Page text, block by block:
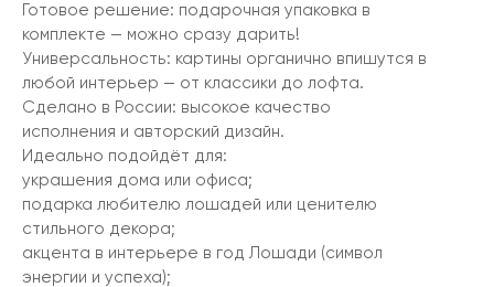
Готовое решение: подарочная упаковка в
комплекте — можно сразу дарить!
Универсальность: картины органично впишутся в
любой интерьер — от классики до лофта.
Сделано в России: высокое качество
исполнения и авторский дизайн.
Идеально подойдёт для:
украшения дома или офиса;
подарка любителю лошадей или ценителю
стильного декора;
акцента в интерьере в год Лошади (символ
энергии и успеха);